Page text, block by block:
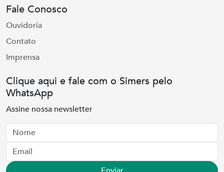
Fale Conosco
Ouvidoria
Contato
Imprensa
Clique aqui e fale com o Simers pelo
WhatsApp
Assine nossa newsletter
Nome
Email